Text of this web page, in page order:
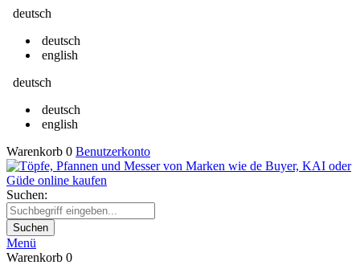
deutsch
deutsch
english
deutsch
deutsch
english
Warenkorb 0 Benutzerkonto
Suchen:
Suchen
Menü
Warenkorb 0